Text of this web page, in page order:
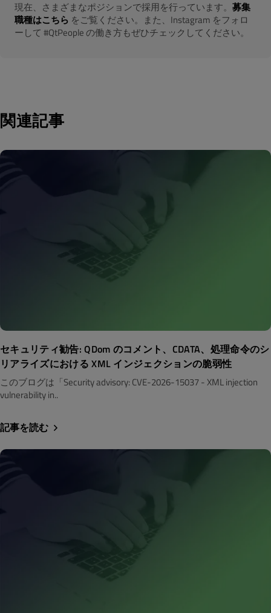
現在、さまざまなポジションで採用を行っています。 募集
職種はこちら をご覧ください。また、Instagram をフォロ
ーして #QtPeople の働き方もぜひチェックしてください。
関連記事
セキュリティ勧告: QDom のコメント、CDATA、処理命令のシ
リアライズにおける XML インジェクションの脆弱性
このブログは「Security advisory: CVE-2026-15037 - XML injection
vulnerability in..
記事を読む